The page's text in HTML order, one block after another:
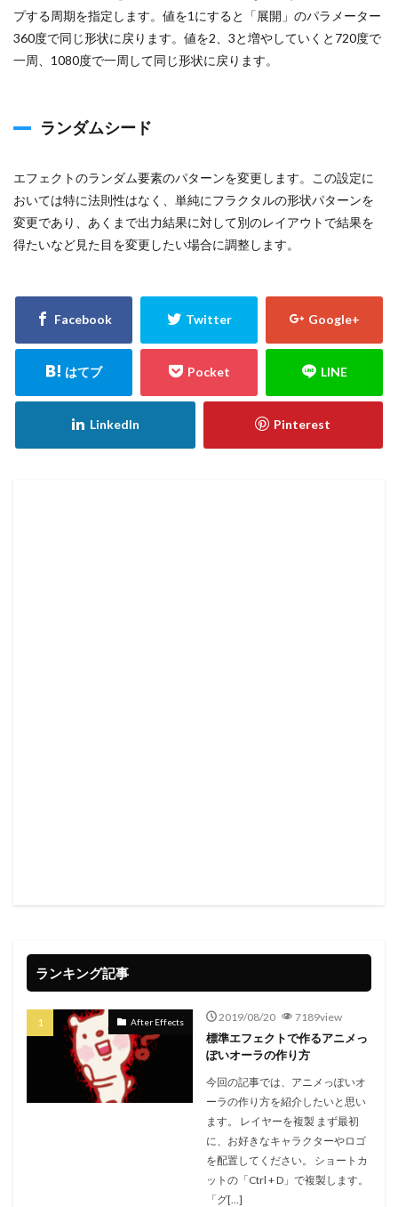
プする周期を指定します。値を1にすると「展開」のパラメーター
360度で同じ形状に戻ります。値を2、3と増やしていくと720度で
一周、1080度で一周して同じ形状に戻ります。
ランダムシード
エフェクトのランダム要素のパターンを変更します。この設定に
おいては特に法則性はなく、単純にフラクタルの形状パターンを
変更であり、あくまで出力結果に対して別のレイアウトで結果を
得たいなど見た目を変更したい場合に調整します。
ランキング記事
After Effects 2019/08/20 7189view
標準エフェクトで作るアニメっ
ぽいオーラの作り方
今回の記事では、アニメっぽいオ
ーラの作り方を紹介したいと思い
ます。 レイヤーを複製 まず最初
に、お好きなキャラクターやロゴ
を配置してください。 ショートカ
ットの「Ctrl + D」で複製します。
「グ[…]